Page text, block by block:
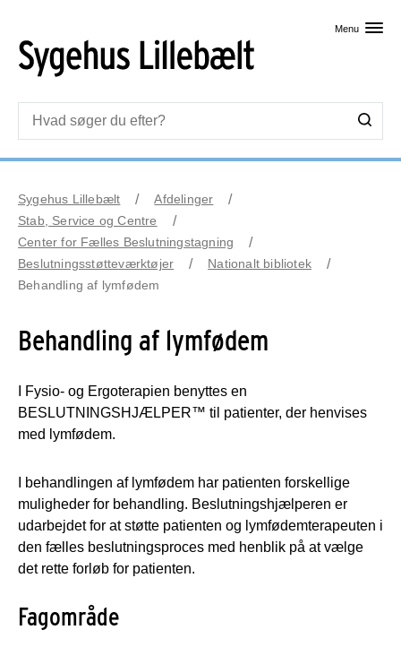
Menu
Sygehus Lillebælt
Afdelinger
Stab, Service og Centre
Center for Fælles Beslutningstagning
Beslutningsstøtteværktøjer
Nationalt bibliotek
Behandling af lymfødem
Behandling af lymfødem
I Fysio- og Ergoterapien benyttes en
BESLUTNINGSHJÆLPER™ til patienter, der henvises
med lymfødem.
I behandlingen af lymfødem har patienten forskellige
muligheder for behandling. Beslutningshjælperen er
udarbejdet for at støtte patienten og lymfødemterapeuten i
den fælles beslutningsproces med henblik på at vælge
det rette forløb for patienten.
Fagområde